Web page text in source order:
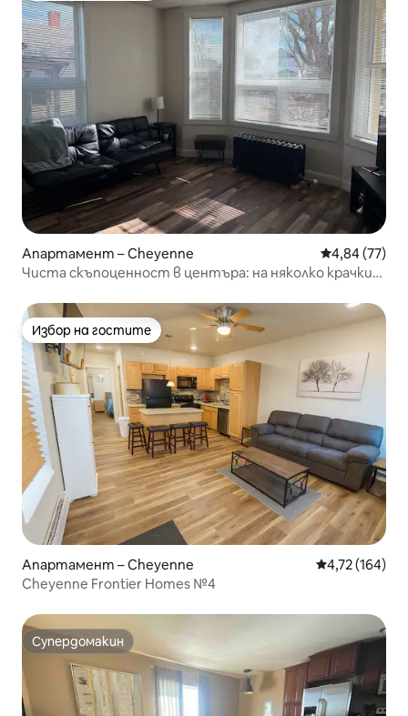
Апартамент – Cheyenne Средна
4,84 (77)
Чиста скъпоценност в центъра: на няколко крачки
Избор на гостите
Избор на гостите
Апартамент – Cheyenne Средна
4,72 (164)
Cheyenne Frontier Homes №4
Супердомакин
Супердомакин